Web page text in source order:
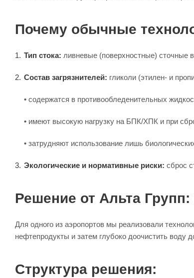
Почему обычные
Тип стока: ливневые (поверхностные) сточные
Состав загрязнителей: гликоли (этилен- и
• содержатся в противообледенительных
• имеют высокую нагрузку на БПК/ХПК и при
• затрудняют использование лишь
Экологические и нормативные риски: сброс
Решение от Альта Групп:
Для одного из аэропортов мы реализовали
нефтепродукты и затем глубоко доочистить воду
Структура решения: